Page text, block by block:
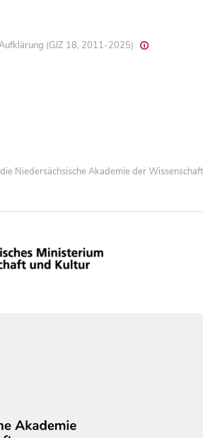
(GJZ 18, 2011-2025)
Niedersächsische Akademie der